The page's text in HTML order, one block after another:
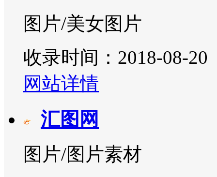
图片/美女图片
收录时间：2018-08-20
网站详情
汇图网
图片/图片素材